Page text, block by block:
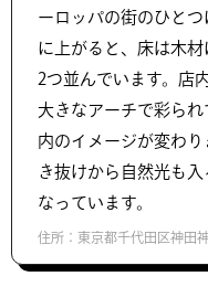
ーロッパの街のひと
に上がると、床は木
2つ並んでいます。店
大きなアーチで彩ら
内のイメージが変わ
き抜けから自然光も
なっています。
住所：東京都千代田区神田